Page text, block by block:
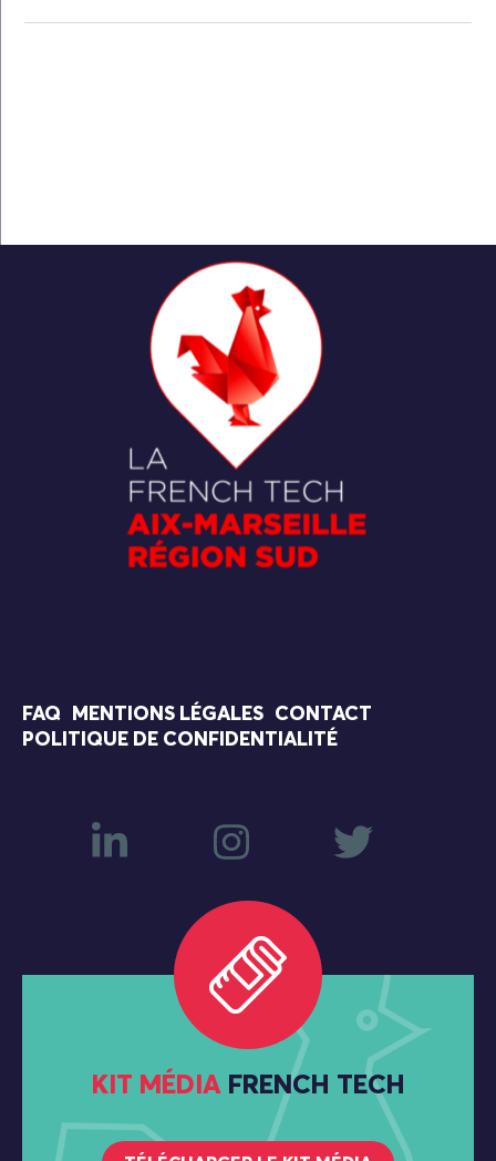
FAQ MENTIONS LÉGALES
CONTACT
POLITIQUE DE CONFIDENTIALITÉ
KIT MÉDIA FRENCH TECH